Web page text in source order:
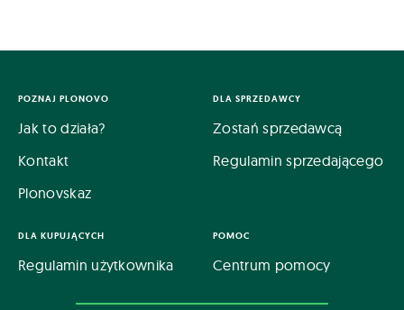
POZNAJ PLONOVO
Jak to działa?
Kontakt
Plonovskaz
DLA SPRZEDAWCY
Zostań sprzedawcą
Regulamin sprzedającego
DLA KUPUJĄCYCH
Regulamin użytkownika
POMOC
Centrum pomocy